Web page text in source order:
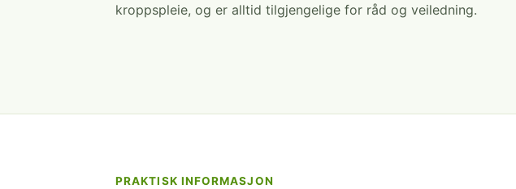
kroppspleie, og er alltid tilgjengelige for råd og veiledning.
PRAKTISK INFORMASJON